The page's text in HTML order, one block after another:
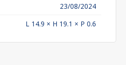
23/08/2024
L 14.9 × H 19.1 × P 0.6